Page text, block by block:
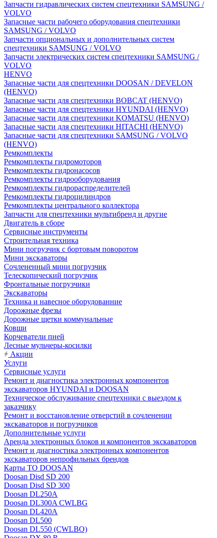
Запчасти гидравлических систем спецтехники SAMSUNG /
VOLVO
Запасные части рабочего оборудования спецтехники
SAMSUNG / VOLVO
Запчасти опциональных и дополнительных систем
спецтехники SAMSUNG / VOLVO
Запчасти электрических систем спецтехники SAMSUNG /
VOLVO
HENVO
Запасные части для спецтехники DOOSAN / DEVELON
(HENVO)
Запасные части для спецтехники BOBCAT (HENVO)
Запасные части для спецтехники HYUNDAI (HENVO)
Запасные части для спецтехники KOMATSU (HENVO)
Запасные части для спецтехники HITACHI (HENVO)
Запасные части для спецтехники SAMSUNG / VOLVO
(HENVO)
Ремкомплекты
Ремкомплекты гидромоторов
Ремкомплекты гидронасосов
Ремкомплекты гидрооборудования
Ремкомплекты гидрораспределителей
Ремкомплекты гидроцилиндров
Ремкомплекты центрального коллектора
Запчасти для спецтехники мультибренд и другие
Двигатель в сборе
Сервисные инструменты
Строительная техника
Мини погрузчик с бортовым поворотом
Мини экскаваторы
Сочлененный мини погрузчик
Телескопический погрузчик
Фронтальные погрузчики
Экскаваторы
Техника и навесное оборудованние
Дорожные фрезы
Дорожные щетки коммунальные
Ковши
Корчеватели пней
Лесные мульчеры-косилки
Акции
Услуги
Сервисные услуги
Ремонт и диагностика электронных компонентов
экскаваторов HYUNDAI и DOOSAN
Техническое обслуживание спецтехники с выездом к
заказчику
Ремонт и восстановление отверстий в сочленении
экскаваторов и погрузчиков
Дополнительные услуги
Аренда электронных блоков и компонентов экскаваторов
Ремонт и диагностика электронных компонентов
экскаваторов непрофильных брендов
Карты ТО DOOSAN
Doosan Disd SD 200
Doosan Disd SD 300
Doosan DL250A
Doosan DL300A CWLBG
Doosan DL420A
Doosan DL500
Doosan DL550 (CWLBO)